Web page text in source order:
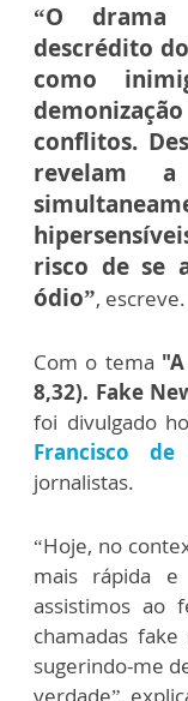
“O
descrédito
como
conflitos.
revelam
risco de se
ódio”, escreve.
Com o tema
8,32). Fake
foi divulgado
Francisco de
jornalistas.
“Hoje, no
mais rápida
assistimos ao
chamadas
sugerindo-me